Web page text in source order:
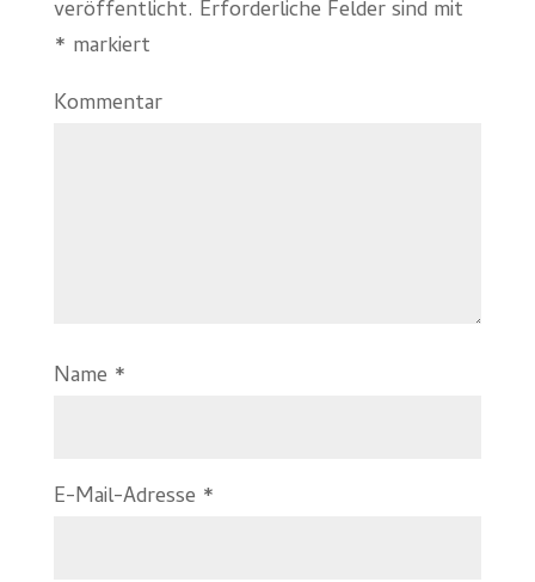
veröffentlicht. Erforderliche Felder sind mit
* markiert
Kommentar
Name *
E-Mail-Adresse *